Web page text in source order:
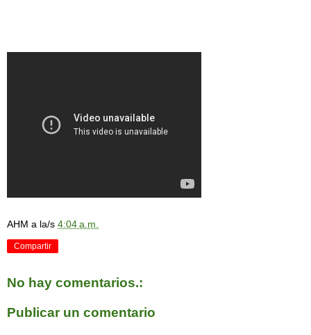
AHM a la/s 4:04 a.m.
Compartir
No hay comentarios.:
Publicar un comentario